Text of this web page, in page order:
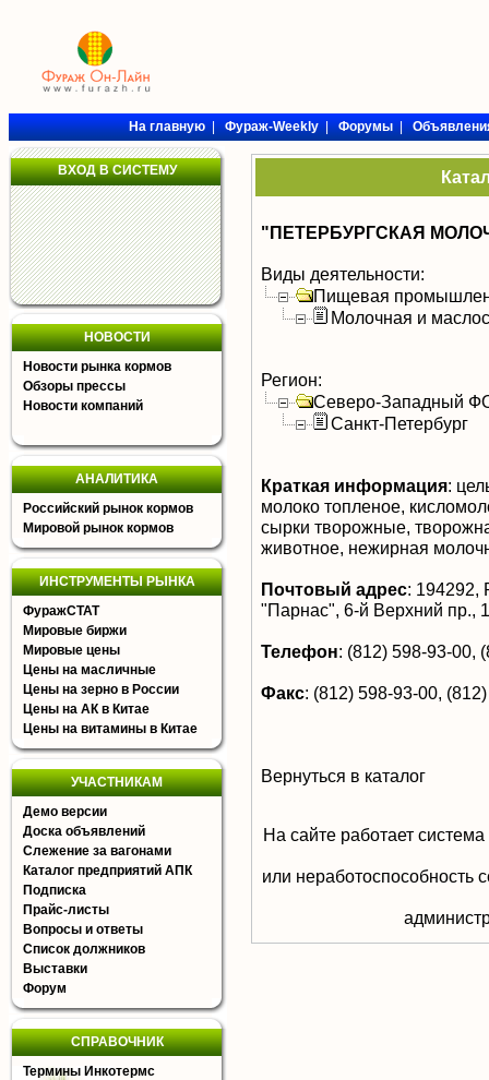
На главную|Фураж-Weekly|Форумы|
ВХОД В СИСТЕМУ
НОВОСТИ
Новости рынка кормов
Обзоры прессы
Новости компаний
АНАЛИТИКА
Российский рынок кормов
Мировой рынок кормов
ИНСТРУМЕНТЫ РЫНКА
ФуражСТАТ
Мировые биржи
Мировые цены
Цены на масличные
Цены на зерно в России
Цены на АК в Китае
Цены на витамины в Китае
УЧАСТНИКАМ
Демо версии
Доска объявлений
Слежение за вагонами
Каталог предприятий АПК
Подписка
Прайс-листы
Вопросы и ответы
Список должников
Выставки
Форум
СПРАВОЧНИК
Термины Инкотермс
"ПЕТЕРБУРГСКАЯ
Виды деятельности:
Пищевая
Молочная и
Регион:
Северо-Западный
Санкт-Петербург
Краткая информация:
молоко топленое,
сырки творожные,
животное, нежирная
Почтовый адрес: 194292,
"Парнас", 6-й Верхний пр., 1
Телефон: (812) 598-93-00,
Факс: (812) 598-93-00,
Вернуться в каталог
На сайте работает
или неработоспособность